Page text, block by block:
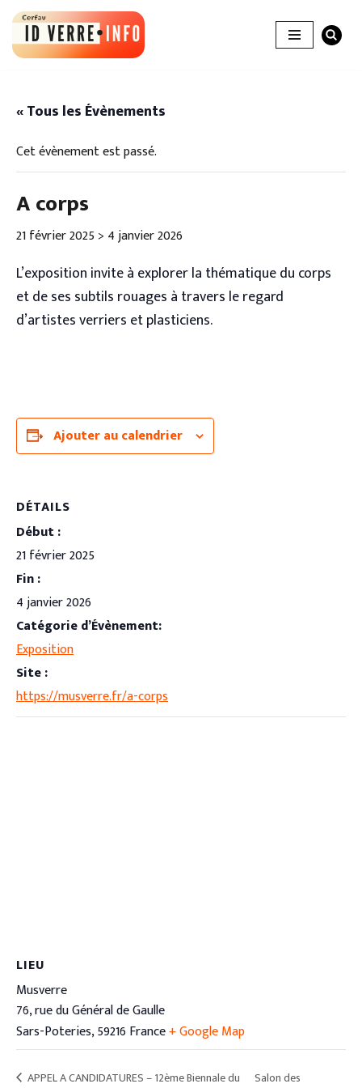
Aller
au
« Tous les Évènements
Cet évènement est passé.
A corps
21 février 2025 > 4 janvier 2026
L’exposition invite à explorer la thématique du corps
et de ses subtils rouages à travers le regard
d’artistes verriers et plasticiens.
Ajouter au calendrier
DÉTAILS
Début :
21 février 2025
Fin :
4 janvier 2026
Catégorie d’Évènement:
Exposition
Site :
https://musverre.fr/a-corps
LIEU
Musverre
76, rue du Général de Gaulle
Sars-Poteries,59216 France+ Google Map
APPEL A CANDIDATURES – 12ème Biennale du Salon des